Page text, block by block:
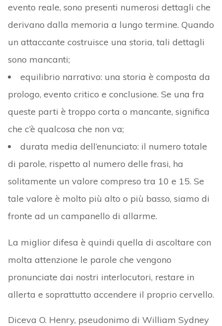
evento reale, sono presenti numerosi dettagli che
derivano dalla memoria a lungo termine. Quando
un attaccante costruisce una storia, tali dettagli
sono mancanti;
equilibrio narrativo: una storia è composta da
prologo, evento critico e conclusione. Se una fra
queste parti è troppo corta o mancante, significa
che c’è qualcosa che non va;
durata media dell’enunciato: il numero totale
di parole, rispetto al numero delle frasi, ha
solitamente un valore compreso tra 10 e 15. Se
tale valore è molto più alto o più basso, siamo di
fronte ad un campanello di allarme.
La miglior difesa è quindi quella di ascoltare con
molta attenzione le parole che vengono
pronunciate dai nostri interlocutori, restare in
allerta e soprattutto accendere il proprio cervello.
Diceva O. Henry, pseudonimo di William Sydney